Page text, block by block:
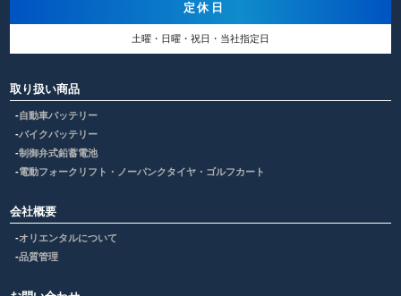
定休日
土曜・日曜・祝日・当社指定日
取り扱い商品
自動車バッテリー
バイクバッテリー
制御弁式鉛蓄電池
電動フォークリフト・ノーパンクタイヤ・ゴルフカート
会社概要
オリエンタルについて
品質管理